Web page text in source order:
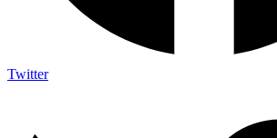
Twitter